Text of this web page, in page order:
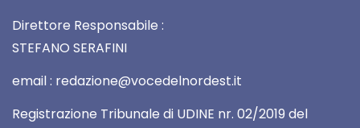
Direttore Responsabile :
STEFANO SERAFINI
email : redazione@vocedelnordest.it
Registrazione Tribunale di UDINE nr. 02/2019 del